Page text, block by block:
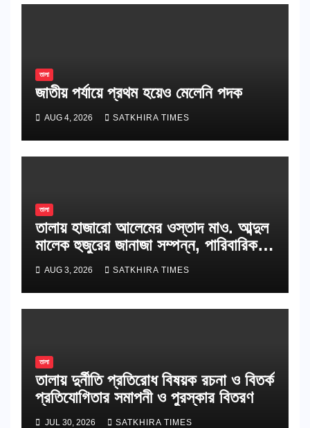
তালা
জাতীয় পর্যায়ে প্রথম হয়েও মেলেনি পদক
AUG 4, 2026 SATKHIRA TIMES
তালা
তালায় হাজারো আলেমের ওস্তাদ মাও. আব্দুল
মালেক হুজুরের জানাজা সম্পন্ন, পারিবারিক
কবরস্থানে দাফন
AUG 3, 2026 SATKHIRA TIMES
তালা
তালায় দুর্নীতি প্রতিরোধ বিষয়ক রচনা ও বিতর্ক
প্রতিযোগিতার সমাপনী ও পুরস্কার বিতরণ
JUL 30, 2026 SATKHIRA TIMES